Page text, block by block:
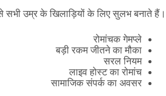
उम्र के खिलाड़ियों के लिए सुलभ बनाते हैं।
रोमांचक गेमप्ले
बड़ी रकम जीतने का मौका
सरल नियम
लाइव होस्ट का रोमांच
सामाजिक संपर्क का अवसर